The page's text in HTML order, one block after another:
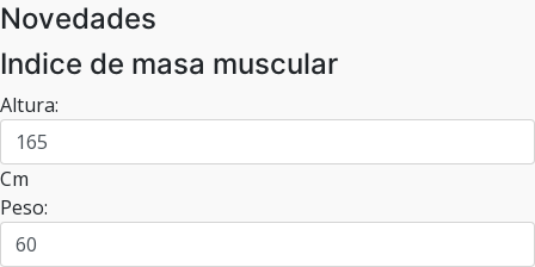
Novedades
Indice de masa muscular
Altura:
Cm
Peso: